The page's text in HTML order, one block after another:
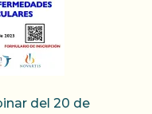
del 20 de